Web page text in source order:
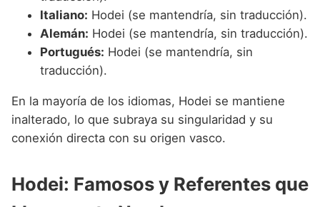
Italiano: Hodei (se mantendría, sin traducción).
Alemán: Hodei (se mantendría, sin traducción).
Portugués: Hodei (se mantendría, sin
traducción).
En la mayoría de los idiomas, Hodei se mantiene
inalterado, lo que subraya su singularidad y su
conexión directa con su origen vasco.
Hodei: Famosos y Referentes que